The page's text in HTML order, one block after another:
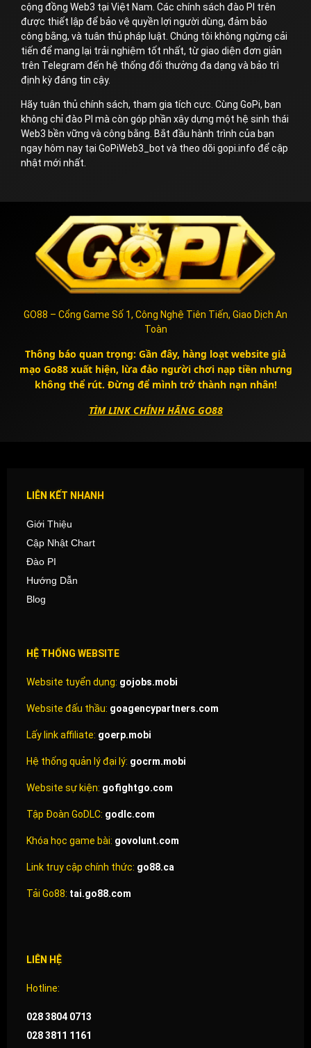
cộng đồng Web3 tại Việt Nam. Các chính sách đào PI trên
được thiết lập để bảo vệ quyền lợi người dùng, đảm bảo
công bằng, và tuân thủ pháp luật. Chúng tôi không ngừng cải
tiến để mang lại trải nghiệm tốt nhất, từ giao diện đơn giản
trên Telegram đến hệ thống đổi thưởng đa dạng và bảo trì
định kỳ đáng tin cậy.
Hãy tuân thủ chính sách, tham gia tích cực. Cùng GoPi, bạn
không chỉ đào PI mà còn góp phần xây dựng một hệ sinh thái
Web3 bền vững và công bằng. Bắt đầu hành trình của bạn
ngay hôm nay tại GoPiWeb3_bot và theo dõi gopi.info để cập
nhật mới nhất.
GO88 – Cổng Game Số 1, Công Nghệ Tiên Tiến, Giao Dịch An
Toàn
Thông báo quan trọng: Gần đây, hàng loạt website giả
mạo Go88 xuất hiện, lừa đảo người chơi nạp tiền nhưng
không thể rút. Đừng để mình trở thành nạn nhân!
TÌM LINK CHÍNH HÃNG GO88
LIÊN KẾT NHANH
Giới Thiệu
Cập Nhật Chart
Đào PI
Hướng Dẫn
Blog
HỆ THỐNG WEBSITE
Website tuyển dụng: gojobs.mobi
Website đấu thầu: goagencypartners.com
Lấy link affiliate: goerp.mobi
Hệ thống quản lý đại lý: gocrm.mobi
Website sự kiện: gofightgo.com
Tập Đoàn GoDLC: godlc.com
Khóa học game bài: govolunt.com
Link truy cập chính thức: go88.ca
Tải Go88: tai.go88.com
LIÊN HỆ
Hotline:
028 3804 0713
028 3811 1161